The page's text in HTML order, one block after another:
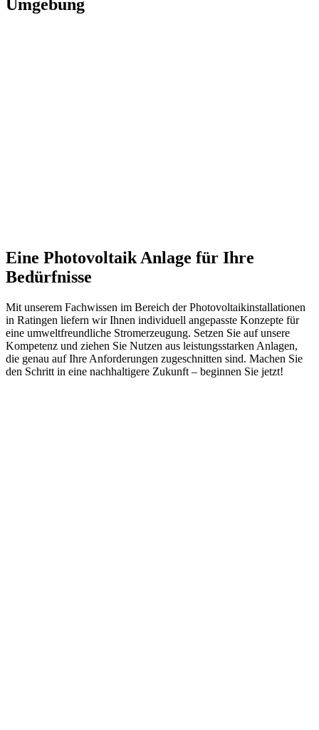
Umgebung
Eine Photovoltaik Anlage für Ihre
Bedürfnisse
Mit unserem Fachwissen im Bereich der Photovoltaikinstallationen
in Ratingen liefern wir Ihnen individuell angepasste Konzepte für
eine umweltfreundliche Stromerzeugung. Setzen Sie auf unsere
Kompetenz und ziehen Sie Nutzen aus leistungsstarken Anlagen,
die genau auf Ihre Anforderungen zugeschnitten sind. Machen Sie
den Schritt in eine nachhaltigere Zukunft – beginnen Sie jetzt!